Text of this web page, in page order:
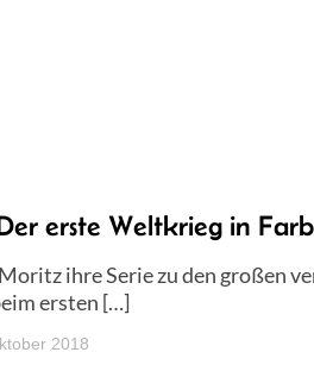
erste Weltkrieg in
ihre Serie zu den großen
ersten […]
2018